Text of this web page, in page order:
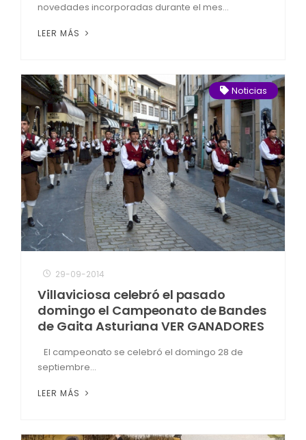
novedades incorporadas durante el mes...
LEER MÁS
Noticias
29-09-2014
Villaviciosa celebró el pasado
domingo el Campeonato de Bandes
de Gaita Asturiana VER GANADORES
El campeonato se celebró el domingo 28 de
septiembre...
LEER MÁS